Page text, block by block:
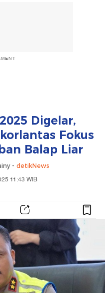
Digelar,
Fokus
Balap Liar
- detikNews
11:43 WIB